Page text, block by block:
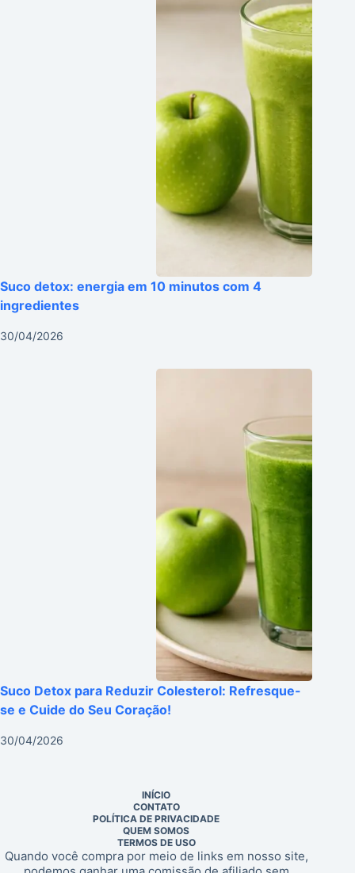
Suco detox: energia em 10 minutos com 4
ingredientes
30/04/2026
Suco Detox para Reduzir Colesterol: Refresque-
se e Cuide do Seu Coração!
30/04/2026
INÍCIO
CONTATO
POLÍTICA DE PRIVACIDADE
QUEM SOMOS
TERMOS DE USO
Quando você compra por meio de links em nosso site,